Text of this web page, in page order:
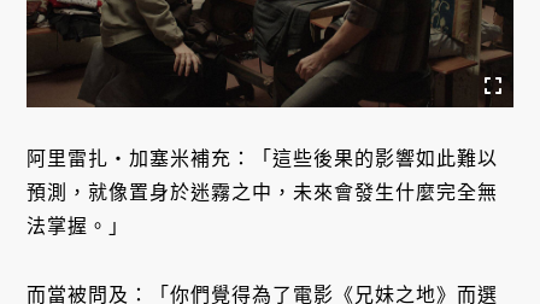
阿里雷扎・加塞米補充：「這些後果的影響如此難以
預測，就像置身於迷霧之中，未來會發生什麼完全無
法掌握。」
而當被問及：「你們覺得為了電影《兄妹之地》而選